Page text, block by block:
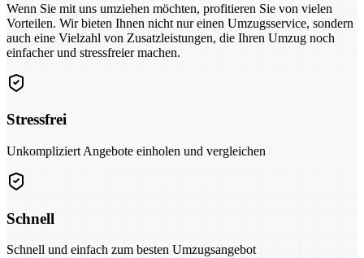
Wenn Sie mit uns umziehen möchten, profitieren Sie von vielen
Vorteilen. Wir bieten Ihnen nicht nur einen Umzugsservice, sondern
auch eine Vielzahl von Zusatzleistungen, die Ihren Umzug noch
einfacher und stressfreier machen.
Stressfrei
Unkompliziert Angebote einholen und vergleichen
Schnell
Schnell und einfach zum besten Umzugsangebot